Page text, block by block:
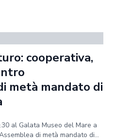
cooperativa,
metà mandato di
al Galata Museo del Mare a
di metà mandato di...